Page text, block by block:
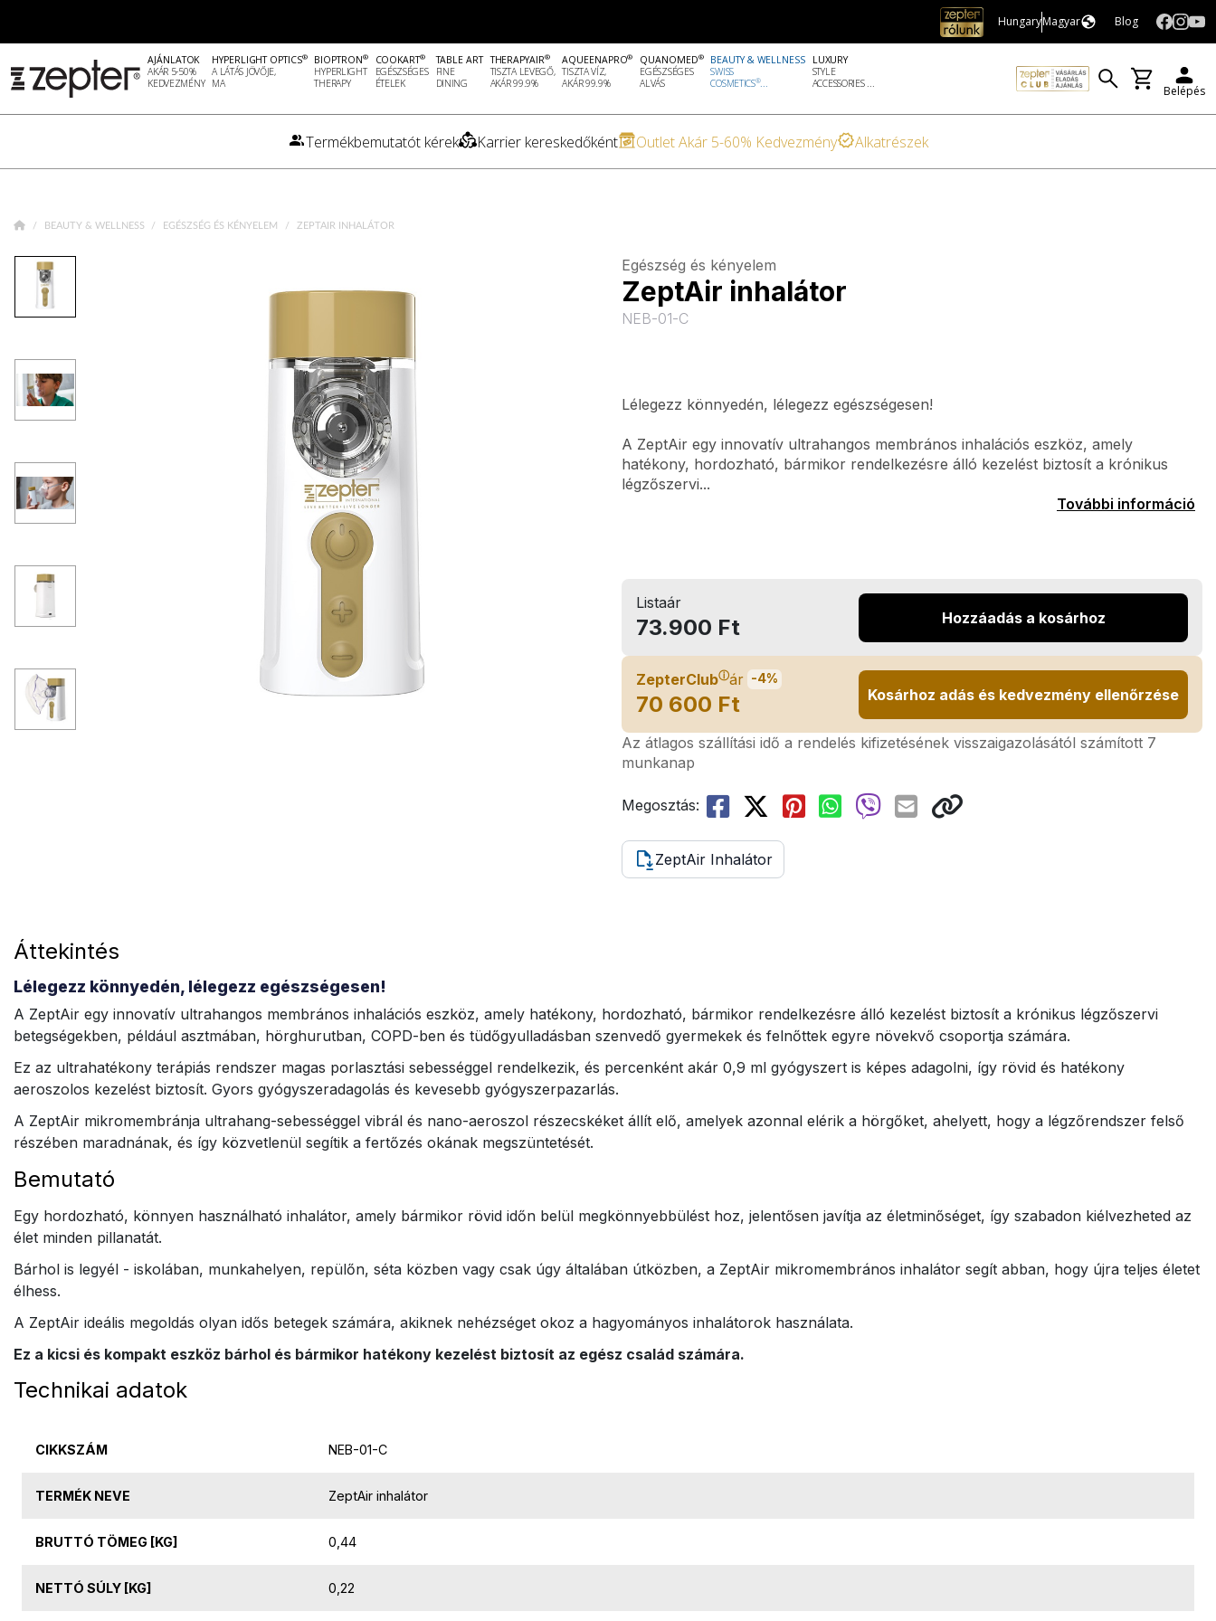
HungaryMagyar Blog
AJÁNLATOK
AKÁR 5-50%
KEDVEZMÉNY
HYPERLIGHT OPTICS®
A LÁTÁS JÖVŐJE,
MA
BIOPTRON®
HYPERLIGHT
THERAPY
COOKART®
EGÉSZSÉGES
ÉTELEK
TABLE ART
FINE
DINING
THERAPYAIR®
TISZTA LEVEGŐ,
AKÁR 99.9%
AQUEENAPRO®
TISZTA VÍZ,
AKÁR 99.9%
QUANOMED®
EGÉSZSÉGES
ALVÁS
BEAUTY & WELLNESS
SWISS
COSMETICS®...
LUXURY
STYLE
ACCESSORIES ...
Belépés
Termékbemutatót kérek Karrier kereskedőként Outlet Akár 5-60% Kedvezmény Alkatrészek
BEAUTY & WELLNESS EGÉSZSÉG ÉS KÉNYELEM ZEPTAIR INHALÁTOR
Egészség és kényelem
ZeptAir inhalátor
NEB-01-C
Lélegezz könnyedén, lélegezz egészségesen!
A ZeptAir egy innovatív ultrahangos membrános inhalációs eszköz, amely
hatékony, hordozható, bármikor rendelkezésre álló kezelést biztosít a krónikus
légzőszervi...
További információ
Listaár
73.900 Ft Hozzáadás a kosárhoz
ZepterClubⓘár -4%
70 600 Ft Kosárhoz adás és kedvezmény ellenőrzése
Az átlagos szállítási idő a rendelés kifizetésének visszaigazolásától számított 7
munkanap
Megosztás:
ZeptAir Inhalátor
Áttekintés
Lélegezz könnyedén, lélegezz egészségesen!
A ZeptAir egy innovatív ultrahangos membrános inhalációs eszköz, amely hatékony, hordozható, bármikor rendelkezésre álló kezelést biztosít a krónikus légzőszervi
betegségekben, például asztmában, hörghurutban, COPD-ben és tüdőgyulladásban szenvedő gyermekek és felnőttek egyre növekvő csoportja számára.
Ez az ultrahatékony terápiás rendszer magas porlasztási sebességgel rendelkezik, és percenként akár 0,9 ml gyógyszert is képes adagolni, így rövid és hatékony
aeroszolos kezelést biztosít. Gyors gyógyszeradagolás és kevesebb gyógyszerpazarlás.
A ZeptAir mikromembránja ultrahang-sebességgel vibrál és nano-aeroszol részecskéket állít elő, amelyek azonnal elérik a hörgőket, ahelyett, hogy a légzőrendszer felső
részében maradnának, és így közvetlenül segítik a fertőzés okának megszüntetését.
Bemutató
Egy hordozható, könnyen használható inhalátor, amely bármikor rövid időn belül megkönnyebbülést hoz, jelentősen javítja az életminőséget, így szabadon kiélvezheted az
élet minden pillanatát.
Bárhol is legyél - iskolában, munkahelyen, repülőn, séta közben vagy csak úgy általában útközben, a ZeptAir mikromembrános inhalátor segít abban, hogy újra teljes életet
élhess.
A ZeptAir ideális megoldás olyan idős betegek számára, akiknek nehézséget okoz a hagyományos inhalátorok használata.
Ez a kicsi és kompakt eszköz bárhol és bármikor hatékony kezelést biztosít az egész család számára.
Technikai adatok
CIKKSZÁM NEB-01-C
TERMÉK NEVE ZeptAir inhalátor
BRUTTÓ TÖMEG [KG] 0,44
NETTÓ SÚLY [KG] 0,22